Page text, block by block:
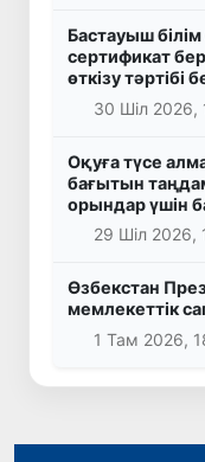
Бастауыш
сертификат
өткізу тәртібі
30 Шіл 2026,
Оқуға түсе
бағытын
орындар үшін
29 Шіл 2026,
Өзбекстан
мемлекеттік
1 Там 2026,